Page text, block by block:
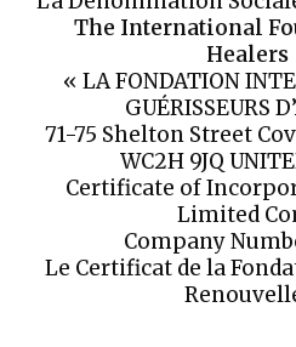
The International
Healers
« LA FONDATION
GUÉRISSEURS
71-75 Shelton Street
WC2H 9JQ
Certificate of
Limited
Company
Le Certificat de la